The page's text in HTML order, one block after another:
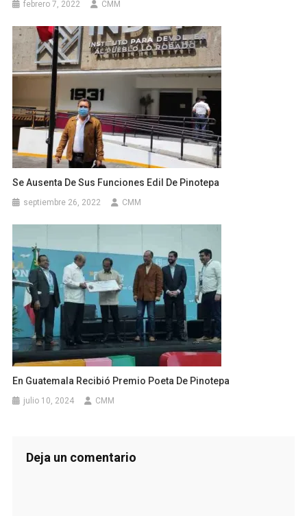
febrero 7, 2022 CMM
Se Ausenta De Sus Funciones Edil De Pinotepa
septiembre 26, 2022 CMM
En Guatemala Recibió Premio Poeta De Pinotepa
julio 10, 2024 CMM
Deja un comentario